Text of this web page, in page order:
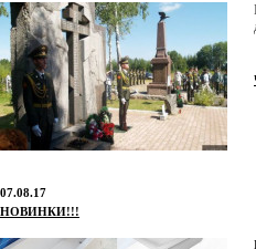
07.08.17
НОВИНКИ!!!